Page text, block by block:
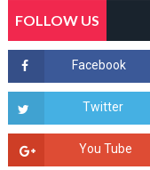
FOLLOW US